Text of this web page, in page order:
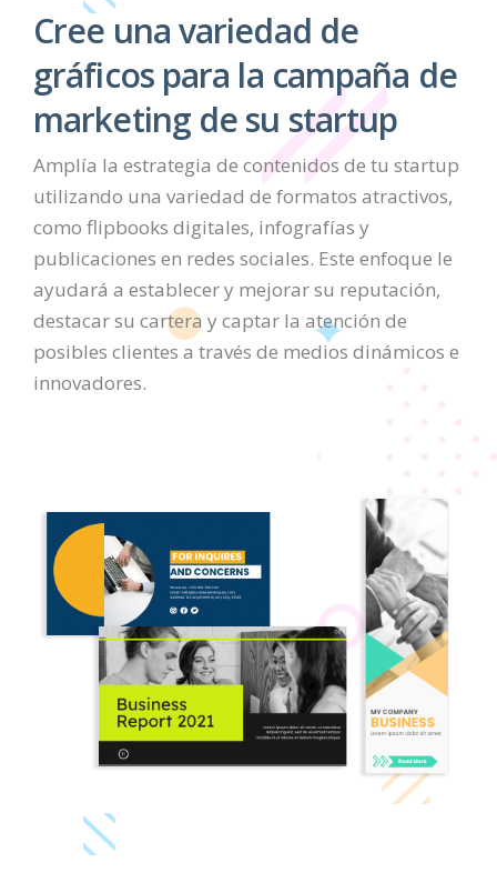
Cree una variedad de
gráficos para la campaña de
marketing de su startup
Amplía la estrategia de contenidos de tu startup
utilizando una variedad de formatos atractivos,
como flipbooks digitales, infografías y
publicaciones en redes sociales. Este enfoque le
ayudará a establecer y mejorar su reputación,
destacar su cartera y captar la atención de
posibles clientes a través de medios dinámicos e
innovadores.